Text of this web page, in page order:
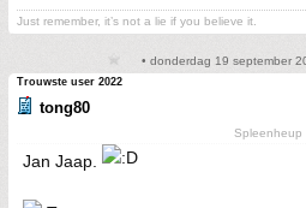
Just remember, it’s not a lie if you believe it.
• donderdag 19 september
Trouwste user 2022
tong80
Spleenheup
Jan Jaap.